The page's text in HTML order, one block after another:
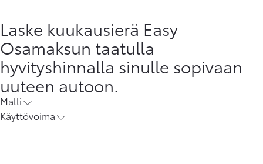
Laske kuukausierä Easy
Osamaksun taatulla
hyvityshinnalla sinulle sopivaan
uuteen autoon.
Malli
Käyttövoima